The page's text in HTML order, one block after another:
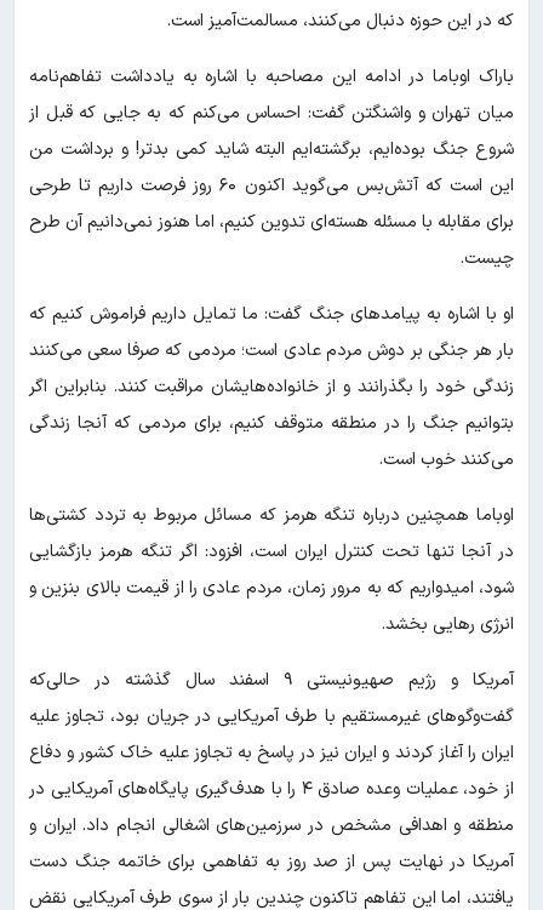
که در این حوزه دنبال می‌کنند، مسالمت‌آمیز است.
باراک اوباما در ادامه این مصاحبه با اشاره به یادداشت تفاهم‌نامه
میان تهران و واشنگتن گفت: احساس می‌کنم که به جایی که قبل از
شروع جنگ بوده‌ایم، برگشته‌ایم البته شاید کمی بدتر! و برداشت من
این است که آتش‌بس می‌گوید اکنون ۶۰ روز فرصت داریم تا طرحی
برای مقابله با مسئله هسته‌ای تدوین کنیم، اما هنوز نمی‌دانیم آن طرح
چیست.
او با اشاره به پیامدهای جنگ گفت: ما تمایل داریم فراموش کنیم که
بار هر جنگی بر دوش مردم عادی است؛ مردمی که صرفا سعی می‌کنند
زندگی خود را بگذرانند و از خانواده‌هایشان مراقبت کنند. بنابراین اگر
بتوانیم جنگ را در منطقه متوقف کنیم، برای مردمی که آنجا زندگی
می‌کنند خوب است.
اوباما همچنین درباره تنگه هرمز که مسائل مربوط به تردد کشتی‌ها
در آنجا تنها تحت کنترل ایران است، افزود: اگر تنگه هرمز بازگشایی
شود، امیدواریم که به مرور زمان، مردم عادی را از قیمت بالای بنزین و
انرژی رهایی بخشد.
آمریکا و رژیم صهیونیستی ۹ اسفند سال گذشته در حالی‌که
گفت‌وگوهای غیرمستقیم با طرف آمریکایی در جریان بود، تجاوز علیه
ایران را آغاز کردند و ایران نیز در پاسخ به تجاوز علیه خاک کشور و دفاع
از خود، عملیات وعده صادق ۴ را با هدف‌گیری پایگاه‌های آمریکایی در
منطقه و اهدافی مشخص در سرزمین‌های اشغالی انجام داد. ایران و
آمریکا در نهایت پس از صد روز به تفاهمی برای خاتمه جنگ دست
یافتند، اما این تفاهم تاکنون چندین بار از سوی طرف آمریکایی نقض